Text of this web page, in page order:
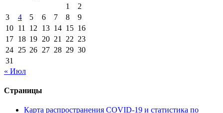
1
2
3
4 5 6 7 8
9
10 11 12 13 14 15 16
17 18 19 20 21 22 23
24 25 26 27 28 29 30
31
« Июл
Страницы
Карта распространения COVID-19 и статистика по